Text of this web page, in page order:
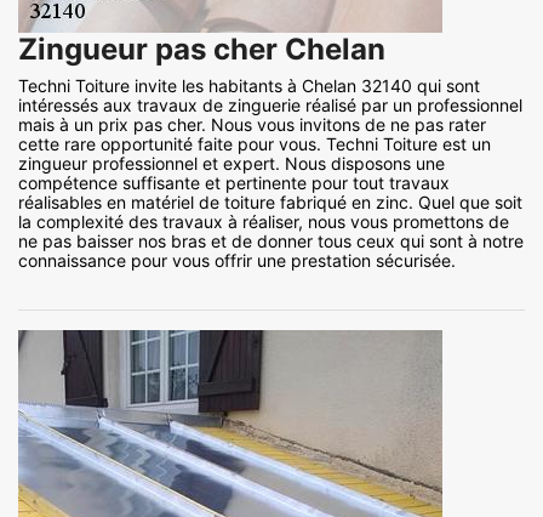
Zingueur pas cher Chelan
Techni Toiture invite les habitants à Chelan 32140 qui sont
intéressés aux travaux de zinguerie réalisé par un professionnel
mais à un prix pas cher. Nous vous invitons de ne pas rater
cette rare opportunité faite pour vous. Techni Toiture est un
zingueur professionnel et expert. Nous disposons une
compétence suffisante et pertinente pour tout travaux
réalisables en matériel de toiture fabriqué en zinc. Quel que soit
la complexité des travaux à réaliser, nous vous promettons de
ne pas baisser nos bras et de donner tous ceux qui sont à notre
connaissance pour vous offrir une prestation sécurisée.